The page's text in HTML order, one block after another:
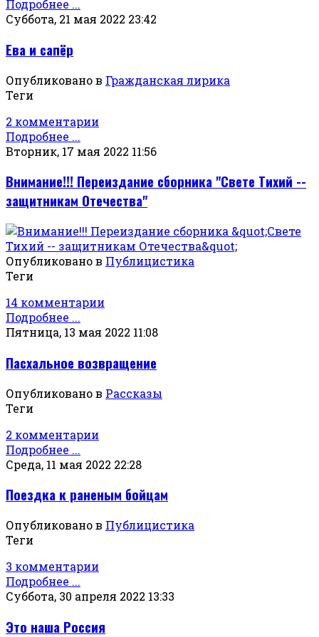
Подробнее ...
Суббота, 21 мая 2022 23:42
Ева и сапёр
Опубликовано в Гражданская лирика
Теги
2 комментарии
Подробнее ...
Вторник, 17 мая 2022 11:56
Внимание!!! Переиздание сборника "Свете Тихий --
защитникам Отечества"
Опубликовано в Публицистика
Теги
14 комментарии
Подробнее ...
Пятница, 13 мая 2022 11:08
Пасхальное возвращение
Опубликовано в Рассказы
Теги
2 комментарии
Подробнее ...
Среда, 11 мая 2022 22:28
Поездка к раненым бойцам
Опубликовано в Публицистика
Теги
3 комментарии
Подробнее ...
Суббота, 30 апреля 2022 13:33
Это наша Россия